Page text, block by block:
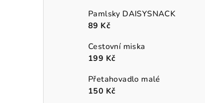
Pamlsky DAISYSNACK
89 Kč
Cestovní miska
199 Kč
Přetahovadlo malé
150 Kč